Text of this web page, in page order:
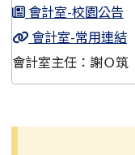
會計室-校園公告
會計室-常用連結
會計室主任：謝Ｏ筑